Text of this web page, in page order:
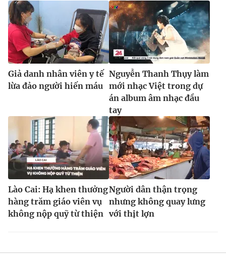
thông tin từ website này.
Giả danh nhân viên y tế
lừa đảo người hiến máu
Nguyễn Thanh Thụy làm
mới nhạc Việt trong dự
án album âm nhạc đầu
tay
Lào Cai: Hạ khen thưởng
hàng trăm giáo viên vụ
không nộp quỹ từ thiện
Người dân thận trọng
nhưng không quay lưng
với thịt lợn